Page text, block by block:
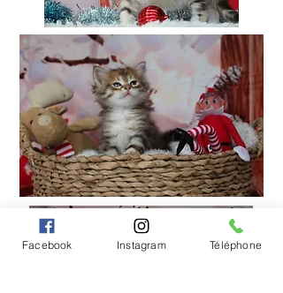
Facebook Instagram Téléphone